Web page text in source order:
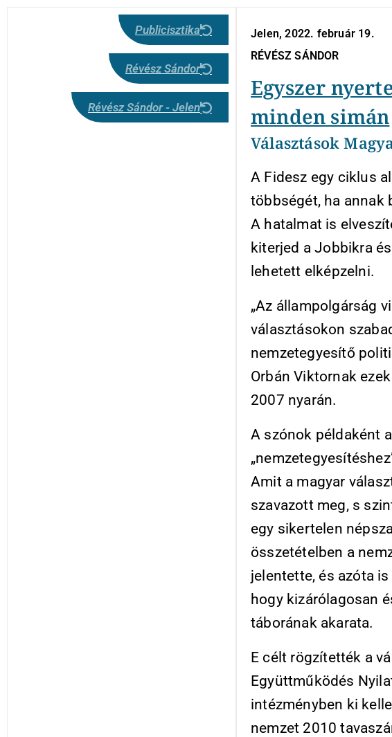
Publicisztika
Révész Sándor
Révész Sándor - Jelen
Jelen, 2022. február 19.
RÉVÉSZ SÁNDOR
Egyszer
minden simán
Választások
A Fidesz egy ciklus
többségét, ha annak
A hatalmat is
kiterjed a Jobbikra
lehetett elképzelni.
„Az állampolgárság
választásokon
nemzetegyesítő
Orbán Viktornak
2007 nyarán.
A szónok példaként
Amit a magyar
szavazott meg, s
egy sikertelen
összetételben a
jelentette, és azóta
hogy kizárólagosan
táborának akarata.
E célt rögzítették a
Együttműködés
intézményben ki
nemzet 2010